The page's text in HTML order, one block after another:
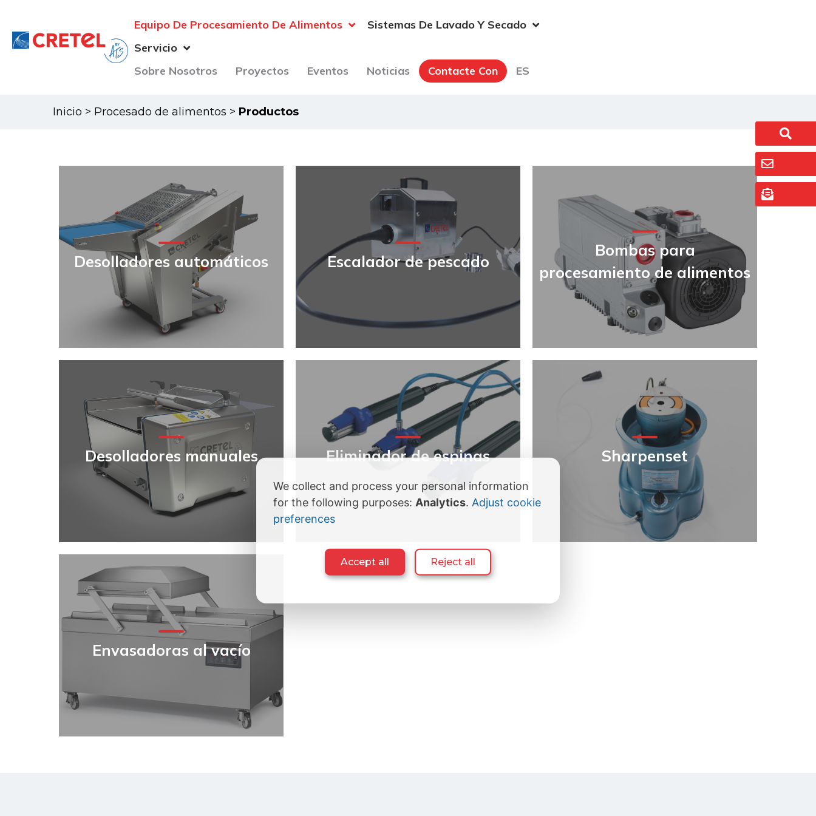
Equipo De Procesamiento De Alimentos
Sistemas De Lavado Y Secado
Servicio
Sobre Nosotros
Proyectos Eventos Noticias Contacte Con ES
Inicio > Procesado de alimentos > Productos
Desolladores automáticos Escalador de pescado
Bombas para
procesamiento de alimentos
Desolladores manuales Eliminador de espinas Sharpenset
Envasadoras al vacío
We collect and process your personal information
for the following purposes: Analytics. Adjust cookie
preferences
Accept all Reject all